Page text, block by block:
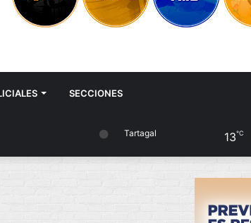
SECCIONES
Tartagal 13℃